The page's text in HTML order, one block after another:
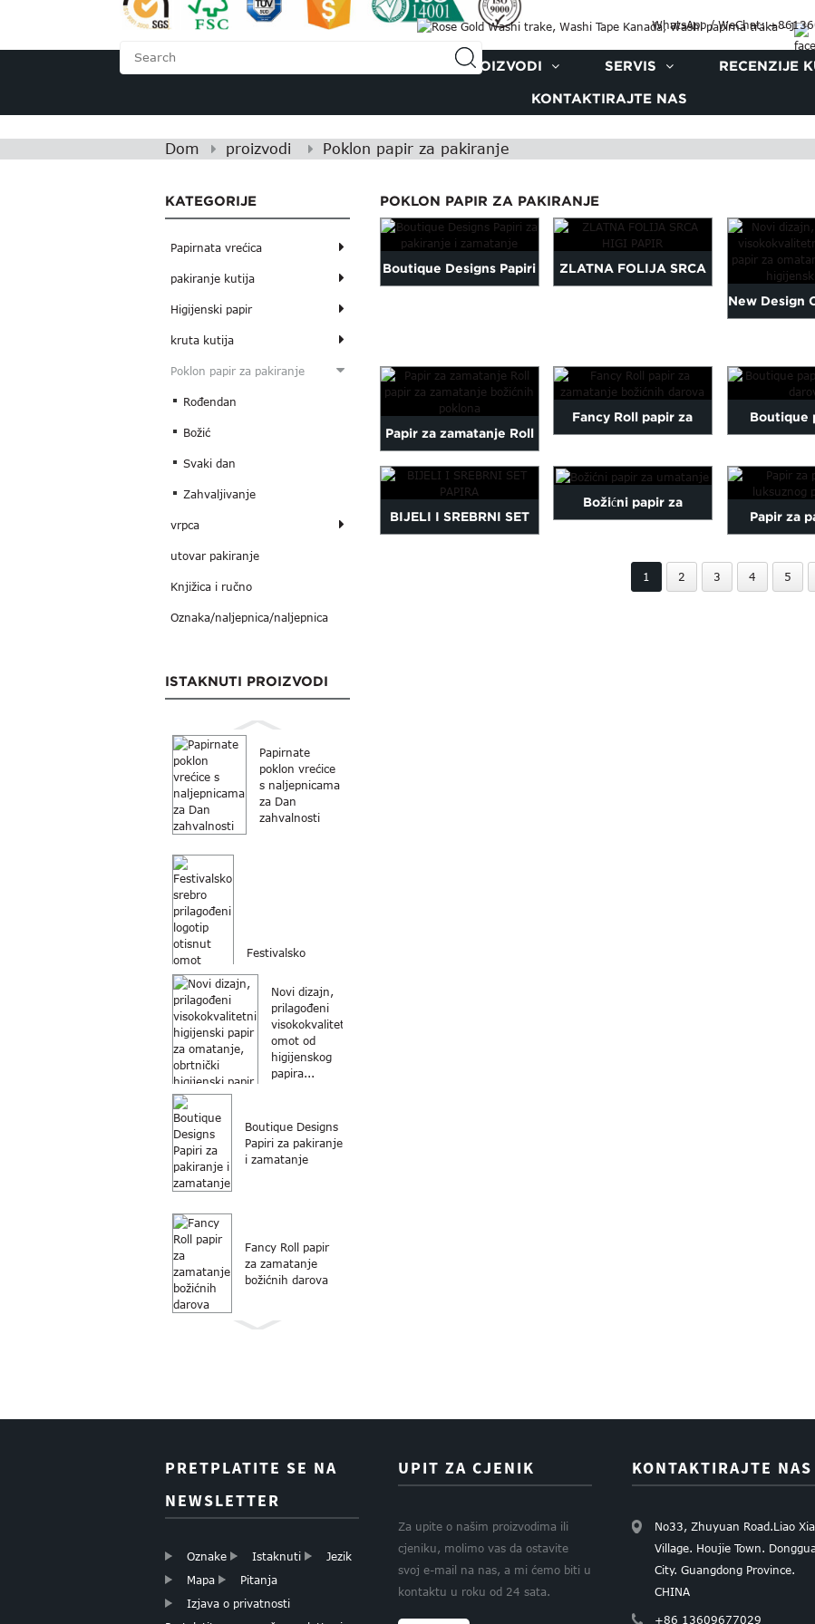
WhatsApp / WeChat:
PROIZVODI SERVIS RECENZIJE
KONTAKTIRAJTE NAS
Dom proizvodi Poklon papir za pakiranje
KATEGORIJE
Papirnata vrećica
pakiranje kutija
Higijenski papir
kruta kutija
Poklon papir za pakiranje
Rođendan
Božić
Svaki dan
Zahvaljivanje
vrpca
utovar pakiranje
Knjižica i ručno
Oznaka/naljepnica/naljepnica
ISTAKNUTI PROIZVODI
Papirnate
poklon vrećice
s naljepnicama
za Dan
zahvalnosti
Festivalsko
prilagođeno
pakiranje s
otisnutim
logotipom...
Novi dizajn,
prilagođeni
visokokvalitetni
omot od
higijenskog
papira...
Boutique Designs
Papiri za pakiranje
i zamatanje
Fancy Roll papir
za zamatanje
božićnih darova
božićne darove
ZLATNA FOLIJA
POKLON PAPIR ZA PAKIRANJE
Boutique Designs Papiri ZLATNA FOLIJA SRCA
New Design
Papir za zamatanje Roll
papir za zamatanje
božićnih poklona
Fancy Roll papir za
darova
Boutique
BIJELI I SREBRNI SET
Božićni papir za
Papir za
1 2 3 4 5
PRETPLATITE SE NA
NEWSLETTER
Oznake Istaknuti
Jezik
Mapa
Pitanja
Izjava o privatnosti
UPIT ZA CJENIK
Za upite o našim proizvodima ili
cjeniku, molimo vas da ostavite
svoj e-mail na nas, a mi ćemo biti u
kontaktu u roku od 24 sata.
KONTAKTIRAJTE NAS
No33, Zhuyuan Road.Liao Xia
Village. Houjie Town.
City. Guangdong Province.
CHINA
+86 13609677029